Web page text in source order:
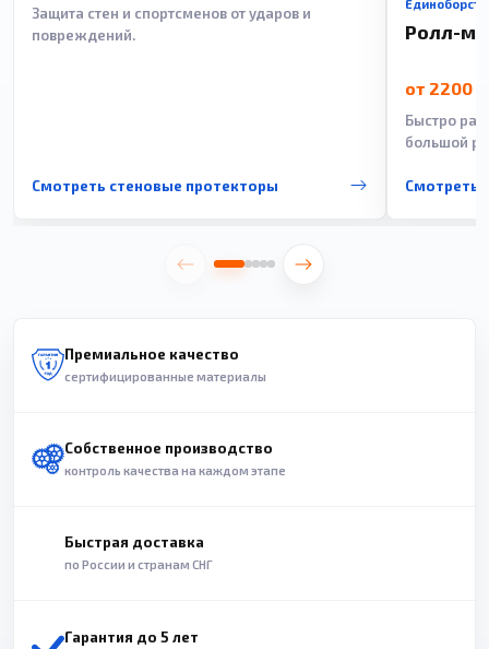
Защита стен и спортсменов от ударов и
повреждений.
Смотреть стеновые протекторы
Ролл-
от 2200
Быстро
большой
Смотреть
Премиальное качество
сертифицированные материалы
Собственное производство
контроль качества на каждом этапе
Быстрая доставка
по России и странам СНГ
Гарантия до 5 лет